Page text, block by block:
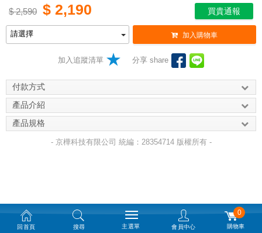
$2,590 $ 2,190 買貴通報
加入購物車
加入追蹤清單 分享 share
付款方式
產品介紹
產品規格
- 京樺科技有限公司 統編：28354714 版權所有 -
回首頁 搜尋 主選單 會員中心
0
購物車